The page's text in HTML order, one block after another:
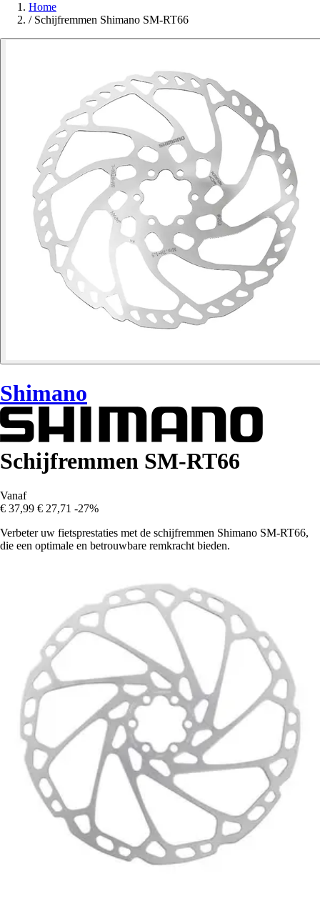
Home
/ Schijfremmen Shimano SM-RT66
Shimano
Schijfremmen SM-RT66
Vanaf
€ 37,99 € 27,71 -27%
Verbeter uw fietsprestaties met de schijfremmen Shimano SM-RT66,
die een optimale en betrouwbare remkracht bieden.